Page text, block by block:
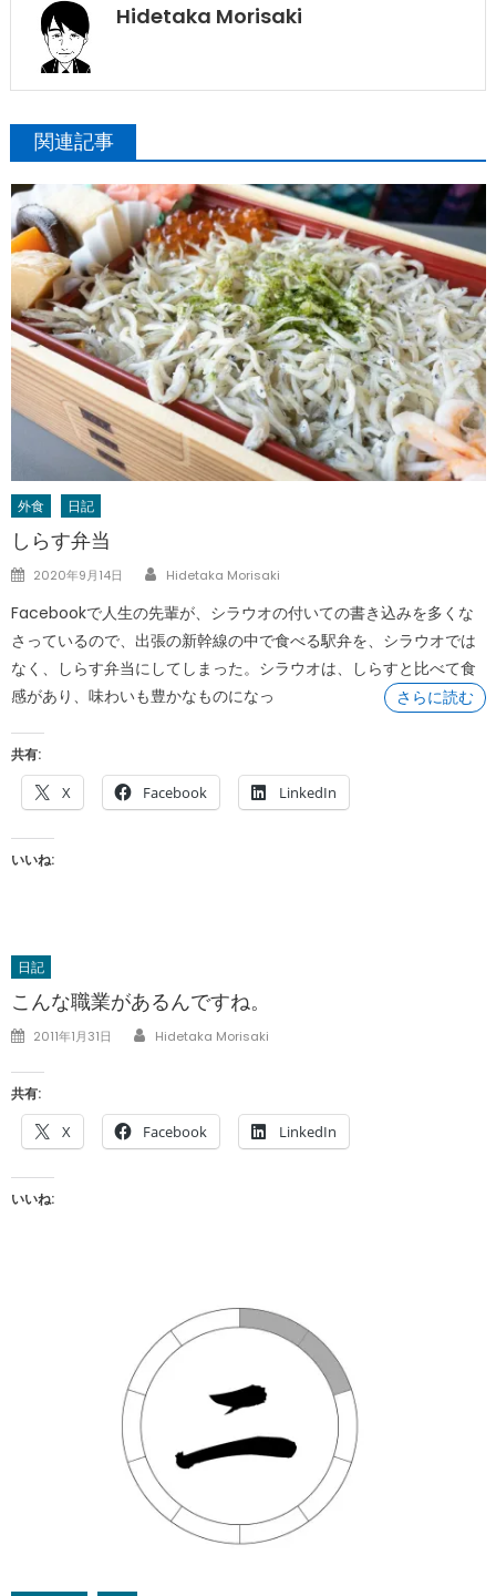
Hidetaka Morisaki
関連記事
外食 日記
しらす弁当
Posted
2020年9月14日 Author
Hidetaka Morisaki
Facebookで人生の先輩が、シラウオの付いての書き込みを多くな
さっているので、出張の新幹線の中で食べる駅弁を、シラウオでは
なく、しらす弁当にしてしまった。シラウオは、しらすと比べて食
感があり、味わいも豊かなものになっ
さらに読む
共有:
X Facebook LinkedIn
いいね:
日記
こんな職業があるんですね。
Posted
2011年1月31日 Author
Hidetaka Morisaki
共有:
X Facebook LinkedIn
いいね: